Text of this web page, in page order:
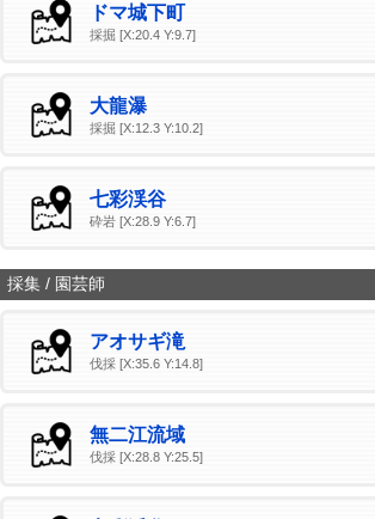
ドマ城下町
採掘 [X:20.4 Y:9.7]
大龍瀑
採掘 [X:12.3 Y:10.2]
七彩渓谷
砕岩 [X:28.9 Y:6.7]
採集 / 園芸師
アオサギ滝
伐採 [X:35.6 Y:14.8]
無二江流域
伐採 [X:28.8 Y:25.5]